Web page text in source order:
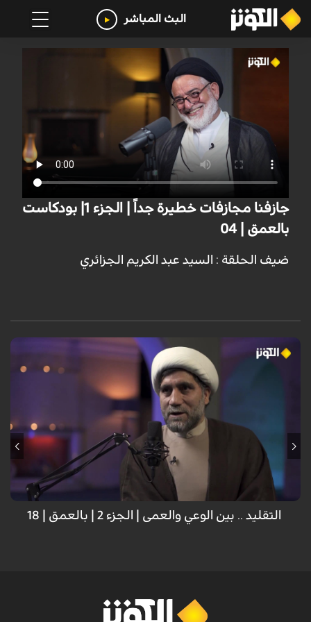
البث المباشر
جازفنا مجازفات خطيرة جداً | الجزء 1| بودكاست
بالعمق | 04
ضيف الحلقة : السيد عبد الكريم الجزائري
ضيف الحلقة: د. الشيخ محمد علي ميرزائي؛ مؤسس مركز الحضارة لتنمية الفكر
الإسلامي
التقليد .. بين الوعي والعمى | الجزء 2 | بالعمق | 18